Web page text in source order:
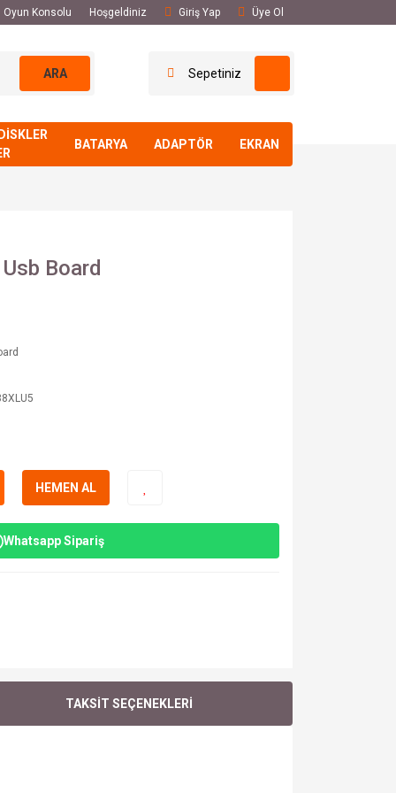
Oyun Konsolu Hoşgeldiniz Giriş Yap Üye Ol
ARA Sepetiniz
BATARYA ADAPTÖR EKRAN
Board
HEMEN AL
Whatsapp Sipariş
TAKSİT SEÇENEKLERİ